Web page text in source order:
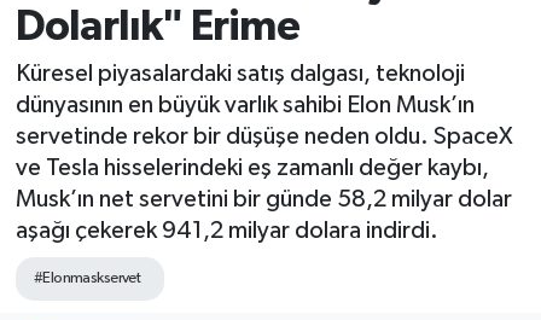
Dolarlık" Erime
Küresel piyasalardaki satış dalgası, teknoloji
dünyasının en büyük varlık sahibi Elon Musk’ın
servetinde rekor bir düşüşe neden oldu. SpaceX
ve Tesla hisselerindeki eş zamanlı değer kaybı,
Musk’ın net servetini bir günde 58,2 milyar dolar
aşağı çekerek 941,2 milyar dolara indirdi.
#Elonmaskservet
Spor
Yaşam
Tüm Manşetler
Son Dakika Haberleri
Haber Arşivi